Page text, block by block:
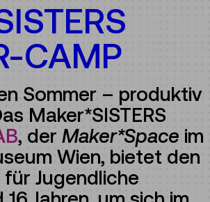
CAMP
Sommer – produktiv
Maker*SISTERS
, der Maker*Space im
Wien, bietet den
für Jugendliche